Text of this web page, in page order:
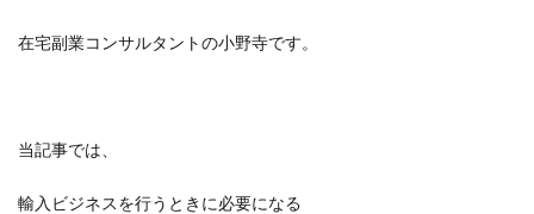
在宅副業コンサルタントの小野寺です。
当記事では、
輸入ビジネスを行うときに必要になる